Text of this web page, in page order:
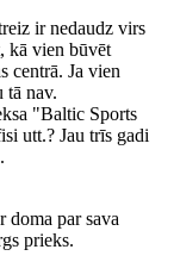
ir nedaudz virs
kā vien būvēt
centrā. Ja vien
tā nav.
"Baltic Sports
utt.? Jau trīs gadi
doma par sava
prieks.